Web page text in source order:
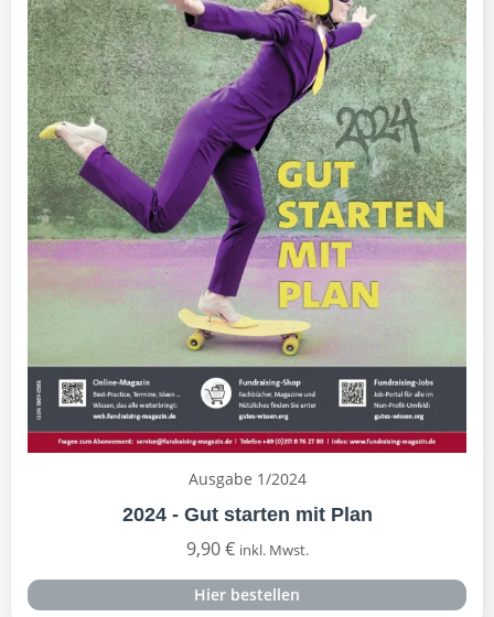
Ausgabe 1/2024
2024 - Gut starten mit Plan
9,90€ inkl. Mwst.
Hier bestellen